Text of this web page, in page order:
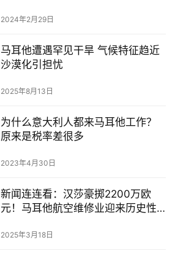
2024年2月29日
马耳他遭遇罕见干旱 气候特征趋近
沙漠化引担忧
2025年8月13日
为什么意大利人都来马耳他工作？
原来是税率差很多
2023年4月30日
新闻连连看：汉莎豪掷2200万欧
元！马耳他航空维修业迎来历史性
2025年3月18日